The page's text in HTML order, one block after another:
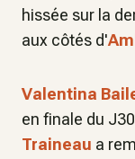
hissée sur la
aux côtés d'
Valentina
en finale du
Traineau a